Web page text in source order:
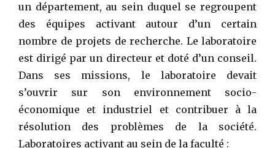
un département, au sein duquel se regroupent
des équipes activant autour d’un certain
nombre de projets de recherche. Le laboratoire
est dirigé par un directeur et doté d’un conseil.
Dans ses missions, le laboratoire devait
s’ouvrir sur son environnement socio-
économique et industriel et contribuer à la
résolution des problèmes de la société.
Laboratoires activant au sein de la faculté :